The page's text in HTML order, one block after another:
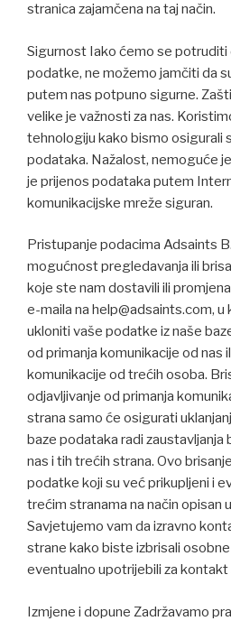
stranica zajamčena na taj način.
Sigurnost Iako ćemo se potruditi
podatke, ne možemo jamčiti da
putem nas potpuno sigurne.
velike je važnosti za nas.
tehnologiju kako bismo osigurali
podataka. Nažalost, nemoguće
je prijenos podataka putem
komunikacijske mreže siguran.
Pristupanje podacima Adsaints
mogućnost pregledavanja ili
koje ste nam dostavili ili
e-maila na help@adsaints.com, u
ukloniti vaše podatke iz naše
od primanja komunikacije od nas
komunikacije od trećih osoba.
odjavljivanje od primanja
strana samo će osigurati
baze podataka radi zaustavljanja
nas i tih trećih strana. Ovo
podatke koji su već prikupljeni i
trećim stranama na način opisan
Savjetujemo vam da izravno
strane kako biste izbrisali
eventualno upotrijebili za kontakt
Izmjene i dopune Zadržavamo